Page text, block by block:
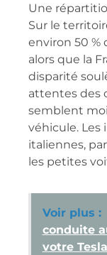
Une
Sur le
environ 50 %
alors que la
disparité
attentes des
semblent
véhicule. Les
italiennes,
les petites
Voir plus :
conduite
votre